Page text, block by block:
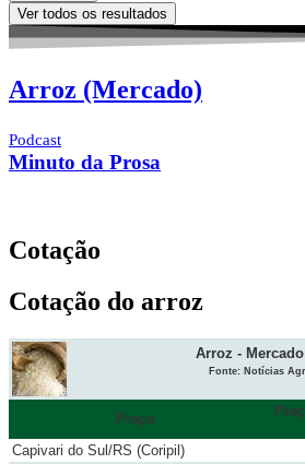
Ver todos os resultados
Arroz (Mercado)
Podcast
Minuto da Prosa
Cotação
Cotação do arroz
Arroz -
Fonte: Notícias
Praça
Capivari do Sul/RS (Coripil)